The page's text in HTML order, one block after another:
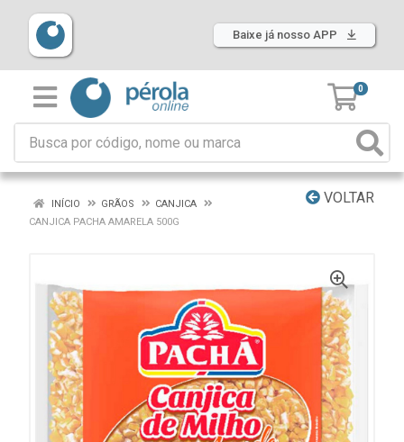
Baixe já nosso APP
0
VOLTAR
INÍCIO GRÃOS
CANJICA
CANJICA PACHA AMARELA 500G